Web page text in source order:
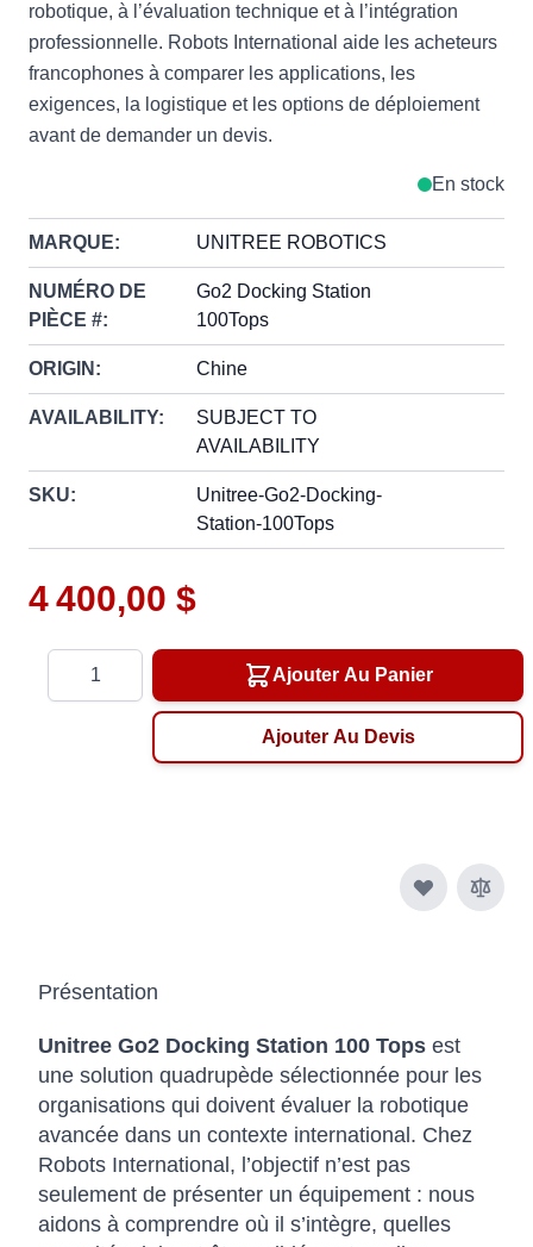
robotique, à l’évaluation technique et à l’intégration
professionnelle. Robots International aide les acheteurs
francophones à comparer les applications, les
exigences, la logistique et les options de déploiement
avant de demander un devis.
En stock
MARQUE: UNITREE ROBOTICS
NUMÉRO DE
PIÈCE #:
Go2 Docking Station
100Tops
ORIGIN: Chine
AVAILABILITY:
SUBJECT TO
AVAILABILITY
SKU:
Unitree-Go2-Docking-
Station-100Tops
4 400,00 $
Ajouter Au Panier
Ajouter Au Devis
Présentation
Unitree Go2 Docking Station 100 Tops est
une solution quadrupède sélectionnée pour les
organisations qui doivent évaluer la robotique
avancée dans un contexte international. Chez
Robots International, l’objectif n’est pas
seulement de présenter un équipement : nous
aidons à comprendre où il s’intègre, quelles